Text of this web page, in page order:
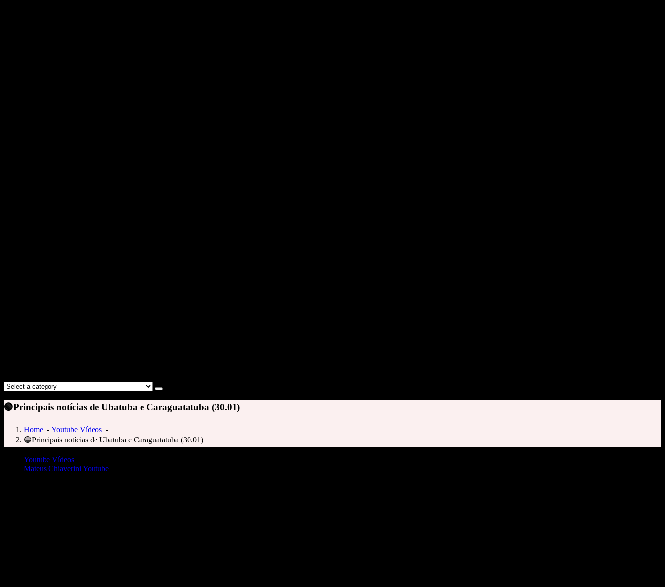
🟢Principais notícias de Ubatuba e Caraguatatuba (30.01)
Home - Youtube Vídeos -
🟢Principais notícias de Ubatuba e Caraguatatuba (30.01)
Youtube Vídeos
Mateus ChiaveriniYoutube